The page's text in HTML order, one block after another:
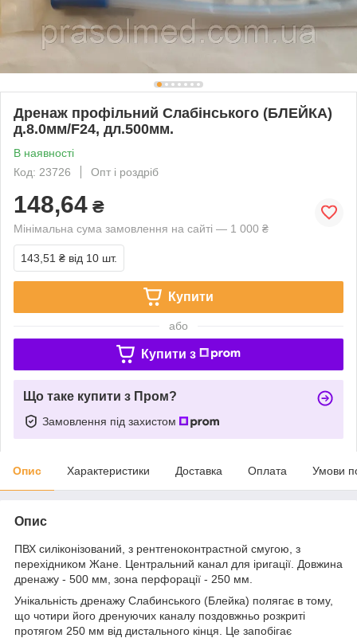
Дренаж профільний Слабінського (БЛЕЙКА)
д.8.0мм/F24, дл.500мм.
В наявності
Код: 23726
Опт і роздріб
148,64 ₴
Мінімальна сума замовлення на сайті — 1 000 ₴
143,51 ₴ від 10 шт.
Купити
або
Купити з
Що таке купити з Пром?
Замовлення під захистом
Опис Характеристики Доставка Оплата Умови
Опис
ПВХ силіконізований, з рентгеноконтрастной смугою, з
перехідником Жане. Центральний канал для іригації. Довжина
дренажу - 500 мм, зона перфорації - 250 мм.
Унікальність дренажу Слабинського (Блейка) полягає в тому,
що чотири його дренуючих каналу поздовжньо розкриті
протягом 250 мм від дистального кінця. Це запобігає